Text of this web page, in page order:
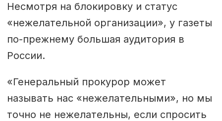
Несмотря на блокировку и статус
«нежелательной организации», у газеты
по-прежнему большая аудитория в
России.
«Генеральный прокурор может
называть нас «нежелательными», но мы
точно не нежелательны, если спросить